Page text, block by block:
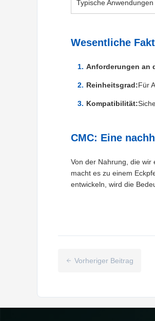
Typische Anwendungen
Wesentliche
Anforderungen an
Reinheitsgrad:Für
Kompatibilität:
CMC: Eine
Von der Nahrung, die wir
macht es zu einem
entwickeln, wird die
Vorheriger Beitrag